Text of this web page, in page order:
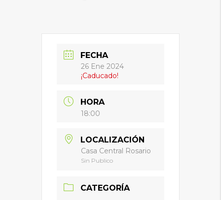
FECHA
26 Ene 2024
¡Caducado!
HORA
18:00
LOCALIZACIÓN
Casa Central Rosario
Sin Publico
CATEGORÍA